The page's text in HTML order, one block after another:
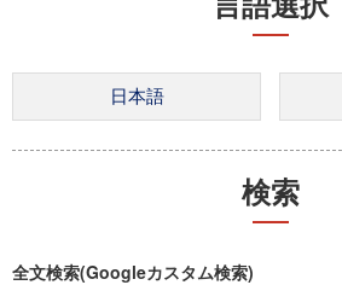
検索
全文検索(Googleカスタム検索)